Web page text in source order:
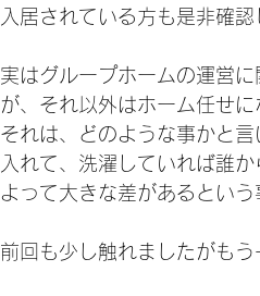
入居されている方も是非確認
実はグループホームの運営
が、それ以外はホーム任せに
それは、どのような事かと
入れて、洗濯していれば誰
よって大きな差があるという
前回も少し触れましたがもう